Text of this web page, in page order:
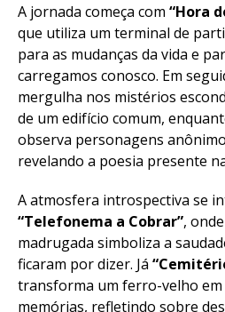
A jornada começa com “Hora
que utiliza um terminal de
para as mudanças da vida e
carregamos conosco. Em
mergulha nos mistérios
de um edifício comum,
observa personagens
revelando a poesia presente
A atmosfera introspectiva se
“Telefonema a Cobrar”,
madrugada simboliza a
ficaram por dizer. Já
transforma um ferro-velho em
memórias, refletindo sobre